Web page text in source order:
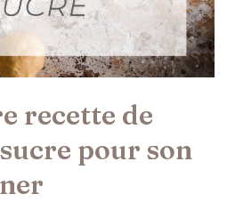
recette de
pour son